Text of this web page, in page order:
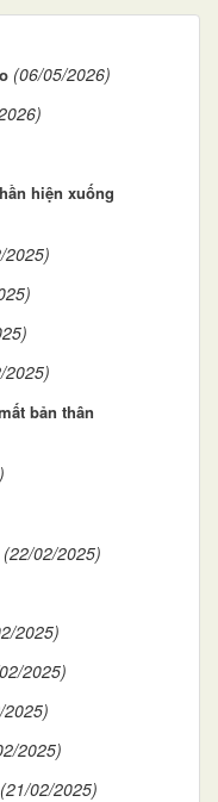
(06/05/2026)
hiện xuống
2025)
2025)
bản thân
(22/02/2025)
2025)
2025)
2025)
2025)
(21/02/2025)